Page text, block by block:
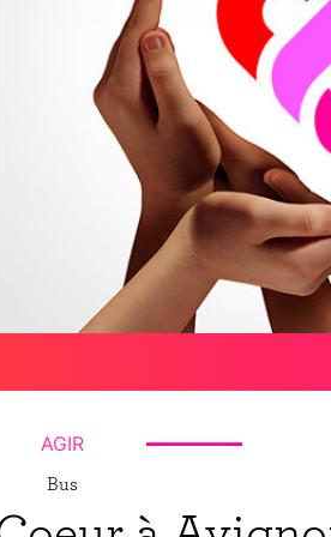
AGIR
Bus